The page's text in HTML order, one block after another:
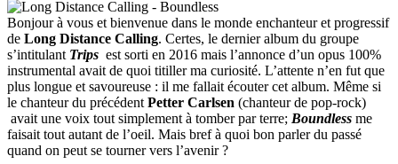
Bonjour à vous et bienvenue dans le monde enchanteur et progressif
de Long Distance Calling. Certes, le dernier album du groupe
s’intitulant Trips est sorti en 2016 mais l’annonce d’un opus 100%
instrumental avait de quoi titiller ma curiosité. L’attente n’en fut que
plus longue et savoureuse : il me fallait écouter cet album. Même si
le chanteur du précédent Petter Carlsen (chanteur de pop-rock)
avait une voix tout simplement à tomber par terre; Boundless me
faisait tout autant de l’oeil. Mais bref à quoi bon parler du passé
quand on peut se tourner vers l’avenir ?